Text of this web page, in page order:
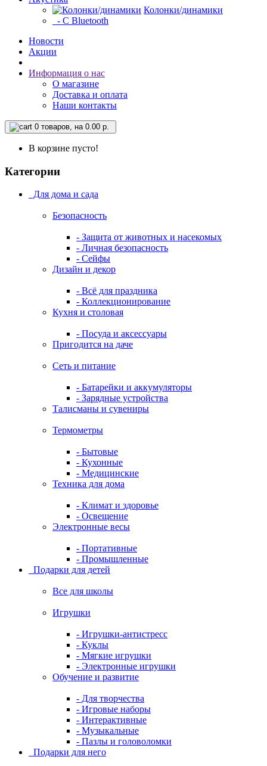
Колонки/динамики
- С Bluetooth
Новости
Акции
Информация о нас
О магазине
Доставка и оплата
Наши контакты
0 товаров, на 0.00 р.
В корзине пусто!
Категории
Для дома и сада
Безопасность
- Защита от животных и насекомых
- Личная безопасность
- Сейфы
Дизайн и декор
- Всё для праздника
- Коллекционирование
Кухня и столовая
- Посуда и аксессуары
Пригодится на даче
Сеть и питание
- Батарейки и аккумуляторы
- Зарядные устройства
Талисманы и сувениры
Термометры
- Бытовые
- Кухонные
- Медицинские
Техника для дома
- Климат и здоровье
- Освещение
Электронные весы
- Портативные
- Промышленные
Подарки для детей
Все для школы
Игрушки
- Игрушки-антистресс
- Куклы
- Мягкие игрушки
- Электронные игрушки
Обучение и развитие
- Для творчества
- Игровые наборы
- Интерактивные
- Музыкальные
- Пазлы и головоломки
Подарки для него